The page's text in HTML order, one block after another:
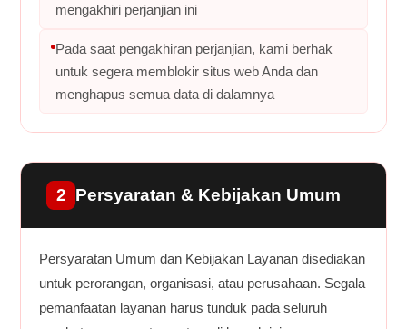
mengakhiri perjanjian ini
Pada saat pengakhiran perjanjian, kami berhak
untuk segera memblokir situs web Anda dan
menghapus semua data di dalamnya
2 Persyaratan & Kebijakan Umum
Persyaratan Umum dan Kebijakan Layanan disediakan
untuk perorangan, organisasi, atau perusahaan. Segala
pemanfaatan layanan harus tunduk pada seluruh